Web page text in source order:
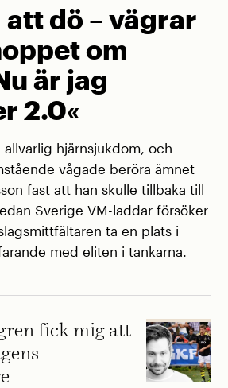
att dö – vägrar
om
är jag
2.0«
hjärnsjukdom, och
vågade beröra ämnet
fast att han skulle tillbaka till
Sverige VM-laddar försöker
ta en plats i
med eliten i tankarna.
fick mig att